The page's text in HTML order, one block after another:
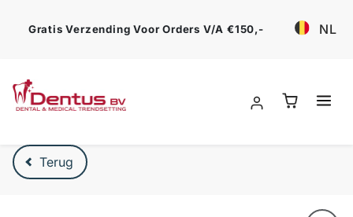
Gratis Verzending Voor Orders V/a €150,- NL
Verder naar product beschrijving
Terug